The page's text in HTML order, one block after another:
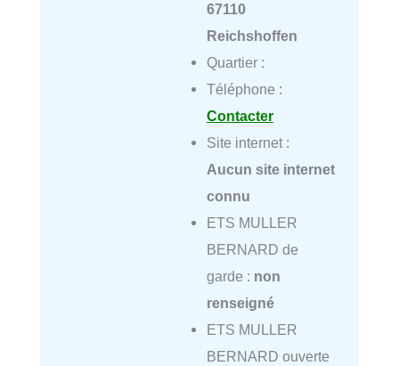
67110
Reichshoffen
Quartier :
Téléphone :
Contacter
Site internet :
Aucun site internet
connu
ETS MULLER
BERNARD de
garde : non
renseigné
ETS MULLER
BERNARD ouverte